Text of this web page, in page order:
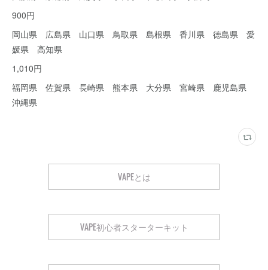
900円
岡山県 広島県 山口県 鳥取県 島根県 香川県 徳島県 愛
媛県 高知県
1,010円
福岡県 佐賀県 長崎県 熊本県 大分県 宮崎県 鹿児島県
沖縄県
VAPEとは
VAPE初心者スターターキット